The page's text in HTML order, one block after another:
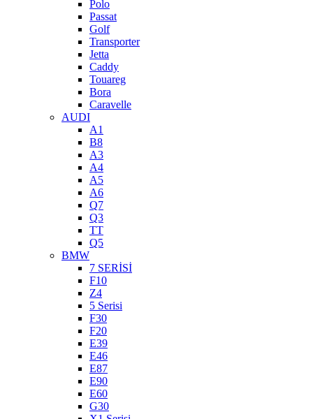
Polo
Passat
Golf
Transporter
Jetta
Caddy
Touareg
Bora
Caravelle
AUDI
A1
B8
A3
A4
A5
A6
Q7
Q3
TT
Q5
BMW
7 SERİSİ
F10
Z4
5 Serisi
F30
F20
E39
E46
E87
E90
E60
G30